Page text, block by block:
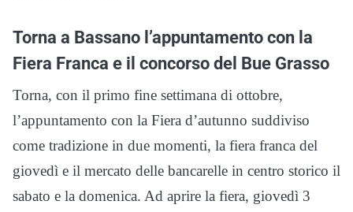
Torna a Bassano l’appuntamento con la
Fiera Franca e il concorso del Bue Grasso
Torna, con il primo fine settimana di ottobre,
l’appuntamento con la Fiera d’autunno suddiviso
come tradizione in due momenti, la fiera franca del
giovedì e il mercato delle bancarelle in centro storico il
sabato e la domenica. Ad aprire la fiera, giovedì 3